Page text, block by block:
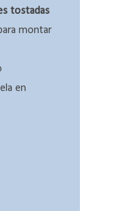
tostadas
montar
en